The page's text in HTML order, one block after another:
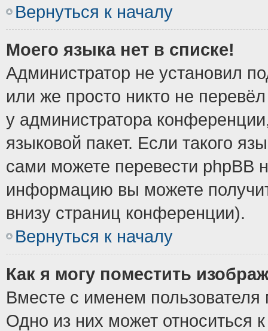
Вернуться к началу
Моего языка нет в списке!
Администратор не установил
или же просто никто не
у администратора
языковой пакет. Если такого
сами можете перевести phpBB
информацию вы можете
внизу страниц конференции).
Вернуться к началу
Как я могу поместить
Вместе с именем пользователя
Одно из них может относиться